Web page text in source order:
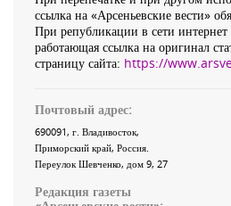
ссылка на «Арсеньевские вести»
При републикации в сети интернет
работающая ссылка на оригинал
страницу сайта: https://
Почтовый адрес:
690091, г. Владивосток,
Приморский край, Россия
Переулок Шевченко, дом 9, 27
Редакция газеты